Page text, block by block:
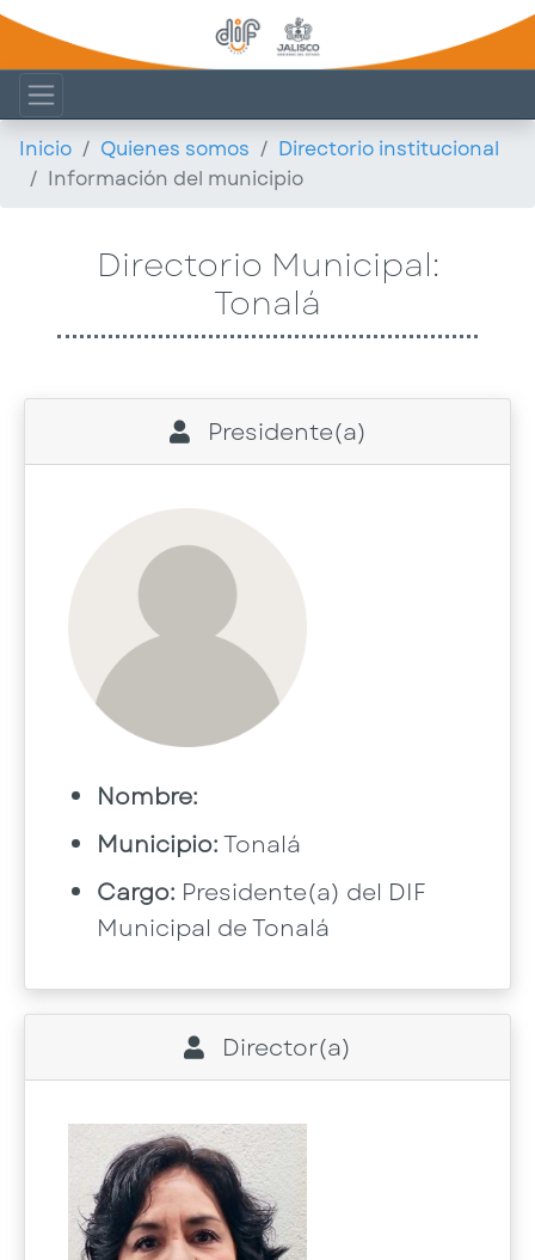
Inicio Quienes somos
Directorio institucional
Información del municipio
Directorio Municipal:
Tonalá
Presidente(a)
Nombre:
Municipio:Tonalá
Cargo: Presidente(a) del DIF
Municipal de Tonalá
Director(a)